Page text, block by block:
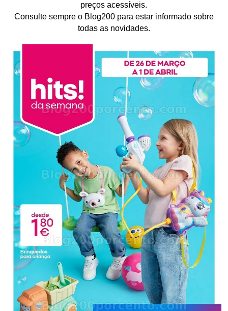
preços acessíveis.
Consulte sempre o Blog200 para estar informado sobre
todas as novidades.